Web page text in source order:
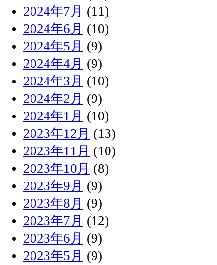
2024年7月 (11)
2024年6月 (10)
2024年5月 (9)
2024年4月 (9)
2024年3月 (10)
2024年2月 (9)
2024年1月 (10)
2023年12月 (13)
2023年11月 (10)
2023年10月 (8)
2023年9月 (9)
2023年8月 (9)
2023年7月 (12)
2023年6月 (9)
2023年5月 (9)